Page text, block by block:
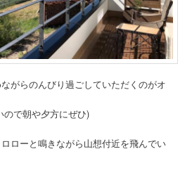
がらのんびり過ごしていただくのがオ
ので朝や夕方にぜひ)
ローと鳴きながら山想付近を飛んでい